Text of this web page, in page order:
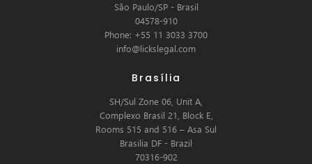
São Paulo/SP - Brasil
04578-910
Phone: +55 11 3033 3700
info@lickslegal.com
Brasília
SH/Sul Zone 06, Unit A,
Complexo Brasil 21, Block E,
Rooms 515 and 516 – Asa Sul
Brasilia DF - Brazil
70316-902